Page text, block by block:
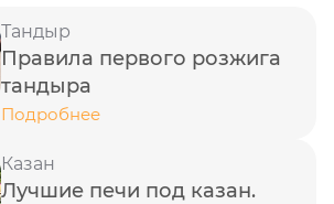
Тандыр
Правила первого розжига
тандыра
Подробнее
Казан
Лучшие печи под казан.